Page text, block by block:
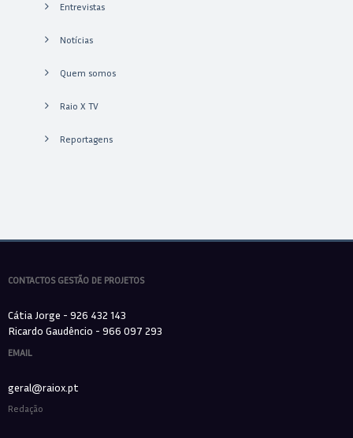
Entrevistas
Notícias
Quem somos
Raio X TV
Reportagens
CONTACTOS GESTÃO DE PROJETOS
Cátia Jorge - 926 432 143
Ricardo Gaudêncio - 966 097 293
EMAIL
geral@raiox.pt
Redação